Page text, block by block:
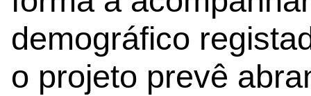
demográfico
o projeto prevê